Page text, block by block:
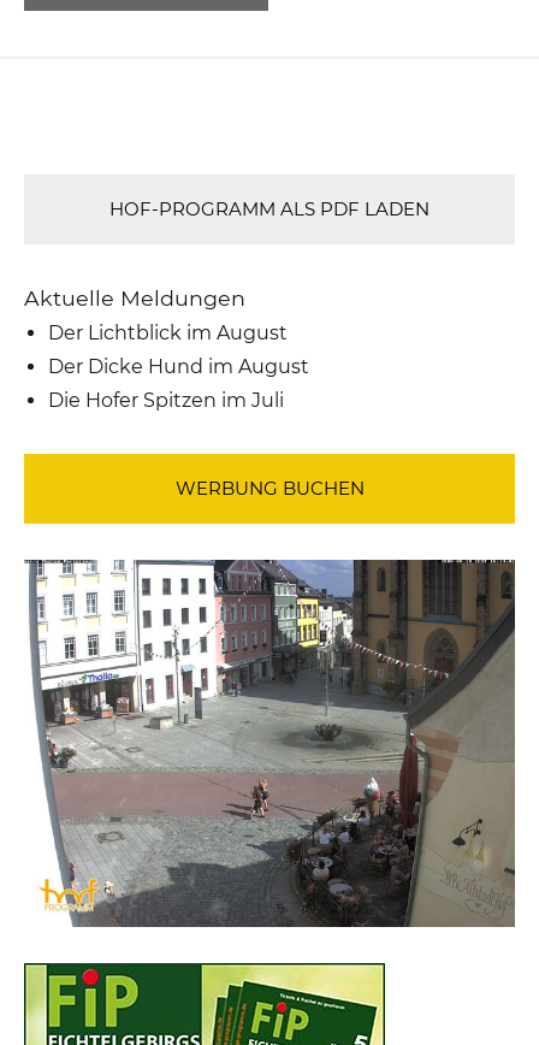
HOF-PROGRAMM ALS PDF LADEN
Aktuelle Meldungen
Der Lichtblick im August
Der Dicke Hund im August
Die Hofer Spitzen im Juli
WERBUNG BUCHEN